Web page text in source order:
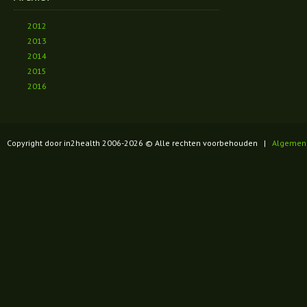
2012
2013
2014
2015
2016
Copyright door in2health 2006-2026 © Alle rechten voorbehouden |